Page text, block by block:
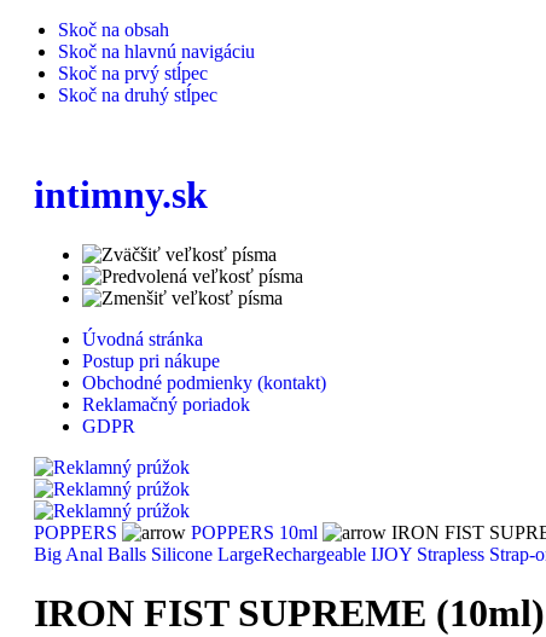
Skoč na obsah
Skoč na hlavnú navigáciu
Skoč na prvý stĺpec
Skoč na druhý stĺpec
intimny.sk
Úvodná stránka
Postup pri nákupe
Obchodné podmienky (kontakt)
Reklamačný poriadok
GDPR
POPPERS POPPERS 10ml
IRON FIST
Big Anal Balls Silicone LargeRechargeable IJOY Strapless Strap-
IRON FIST SUPREME (10ml)